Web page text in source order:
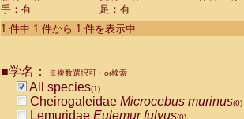
Cebidae Aotus trivirgatus
Cebidae Cebus albifrons
CebidaeCebus nigrivittatus
CebidaeCebus
CebidaeSaimiri boliviensis(0)
CebidaeSaimiri sciureus(0)
手：有
足：有
1 件中 1 件から 1 件を表示中
■学名： ※複数選択可・or検索
All species(1)
Cheirogaleidae Microcebus murinus(0)
Lemuridae Eulemur fulvus(0)